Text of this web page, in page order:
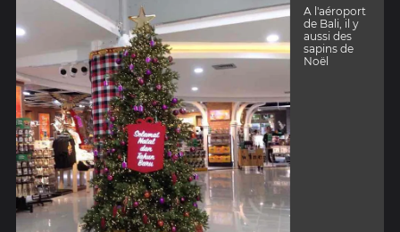
A l'aéroport
de Bali, il y
aussi des
sapins de
Noël